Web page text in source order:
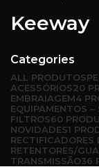
Keeway
Categories
ALL PRODUTOS
ACESSÓRIOS20
EMBRAIAGEM4
EQUIPAMENTOS –
FILTROS60
NOVIDADES1
RECTIFICADORES
RETENTORES/
TRANSMISSÃO36